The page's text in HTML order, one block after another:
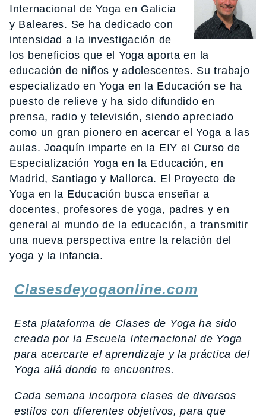
Internacional de Yoga en Galicia
y Baleares. Se ha dedicado con
intensidad a la investigación de
los beneficios que el Yoga aporta en la
educación de niños y adolescentes. Su trabajo
especializado en Yoga en la Educación se ha
puesto de relieve y ha sido difundido en
prensa, radio y televisión, siendo apreciado
como un gran pionero en acercar el Yoga a las
aulas. Joaquín imparte en la EIY el Curso de
Especialización Yoga en la Educación, en
Madrid, Santiago y Mallorca. El Proyecto de
Yoga en la Educación busca enseñar a
docentes, profesores de yoga, padres y en
general al mundo de la educación, a transmitir
una nueva perspectiva entre la relación del
yoga y la infancia.
Clasesdeyogaonline.com
Esta plataforma de Clases de Yoga ha sido
creada por la Escuela Internacional de Yoga
para acercarte el aprendizaje y la práctica del
Yoga allá donde te encuentres.
Cada semana incorpora clases de diversos
estilos con diferentes objetivos, para que